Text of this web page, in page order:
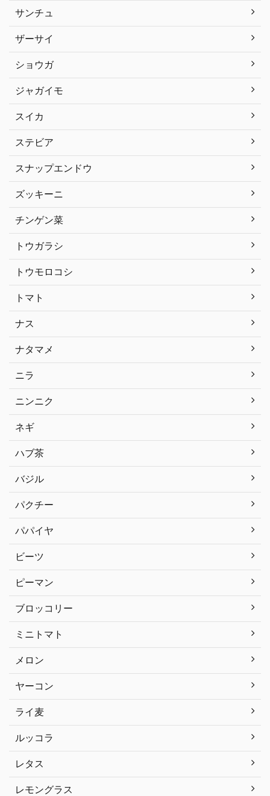
サンチュ
ザーサイ
ショウガ
ジャガイモ
スイカ
ステビア
スナップエンドウ
ズッキーニ
チンゲン菜
トウガラシ
トウモロコシ
トマト
ナス
ナタマメ
ニラ
ニンニク
ネギ
ハブ茶
バジル
パクチー
パパイヤ
ビーツ
ピーマン
ブロッコリー
ミニトマト
メロン
ヤーコン
ライ麦
ルッコラ
レタス
レモングラス